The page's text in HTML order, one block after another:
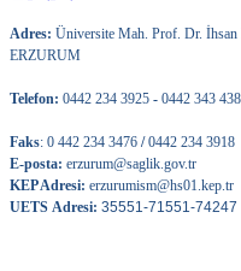
Adres: Üniversite Mah. Prof. Dr. İhsan
ERZURUM
Telefon: 0442 234 3925 - 0442 343
Faks: 0 442 234 3476 /0442 234 3918
E-posta: erzurum@saglik.gov.tr
KEP Adresi: erzurumism@hs01.kep.tr
UETS Adresi: 35551-71551-74247